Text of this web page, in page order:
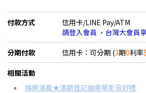
付款方式
信用卡/LINE Pay/ATM
請登入會員 ，台灣大會員
分期付款 信用卡：可分期 (3期0利率
＊實際可分期數、適用利率，請以購物車顯
信用卡分期
相關活動
娛樂滿載★滿額登記抽豪華影音好禮